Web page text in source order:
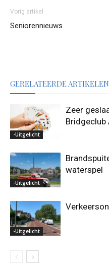
Vorig artikel
Seniorennieuws
GERELATEERDE ARTIKELEN
-Uitgelicht
Zeer
Bridgeclub
-Uitgelicht
waterspel
-Uitgelicht